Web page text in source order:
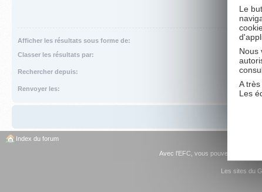
Afficher les résultats sous forme de:
Classer les résultats par:
Rechercher depuis:
Renvoyer les:
Index du forum
Avec l'EFC, vous pouvez
Les sites du
Le
Nous
A
Les